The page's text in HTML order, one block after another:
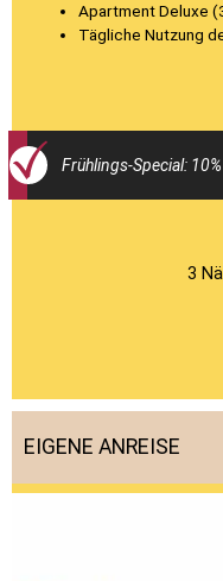
Apartment Deluxe
Tägliche Nutzung
Frühlings-Special:
3
EIGENE ANREISE